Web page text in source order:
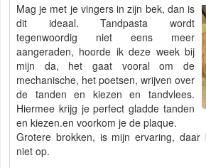
Mag je met je vingers in zijn bek, dan is
dit ideaal. Tandpasta wordt
tegenwoordig niet eens meer
aangeraden, hoorde ik deze week bij
mijn da, het gaat vooral om de
mechanische, het poetsen, wrijven over
de tanden en kiezen en tandvlees.
Hiermee krijg je perfect gladde tanden
en kiezen.en voorkom je de plaque.
Grotere brokken, is mijn ervaring,
niet op.